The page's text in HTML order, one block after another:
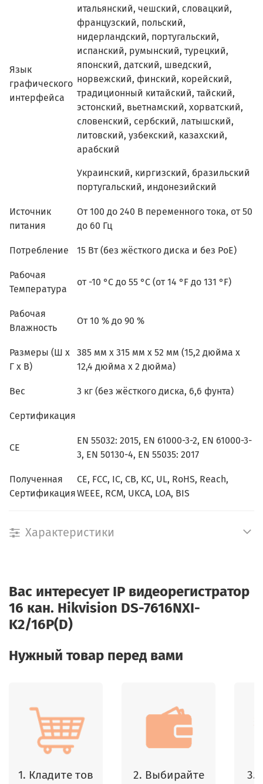
Язык
графического
интерфейса
итальянский, чешский, словацкий,
французский, польский,
нидерландский, португальский,
испанский, румынский, турецкий,
японский, датский, шведский,
норвежский, финский, корейский,
традиционный китайский, тайский,
эстонский, вьетнамский, хорватский,
словенский, сербский, латышский,
литовский, узбекский, казахский,
арабский
Украинский, киргизский, бразильский
португальский, индонезийский
Источник
питания
От 100 до 240 В переменного тока, от 50
до 60 Гц
Потребление 15 Вт (без жёсткого диска и без PoE)
Рабочая
Температура
от -10 °C до 55 °C (от 14 °F до 131 °F)
Рабочая
Влажность
От 10 % до 90 %
Размеры (Ш x
Г x В)
385 мм x 315 мм x 52 мм (15,2 дюйма x
12,4 дюйма x 2 дюйма)
Вес 3 кг (без жёсткого диска, 6,6 фунта)
Сертификация
CE
EN 55032: 2015, EN 61000-3-2, EN 61000-3-
3, EN 50130-4, EN 55035: 2017
Полученная
Сертификация
CE, FCC, IC, CB, KC, UL, RoHS, Reach,
WEEE, RCM, UKCA, LOA, BIS
Характеристики
Вас интересует IP видеорегистратор
16 кан. Hikvision DS-7616NXI-
K2/16P(D)
Нужный товар перед вами
1. Кладите тов
2. Выбирайте
3.